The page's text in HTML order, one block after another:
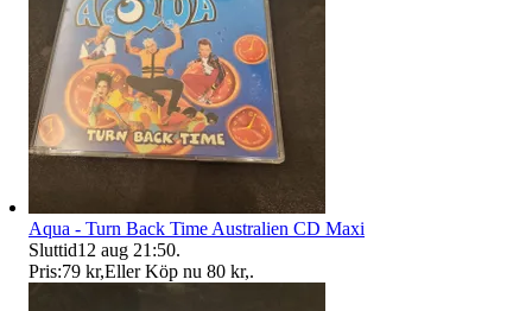
Aqua - Turn Back Time Australien CD Maxi
Sluttid12 aug 21:50.
Pris:79 kr,Eller Köp nu 80 kr,.